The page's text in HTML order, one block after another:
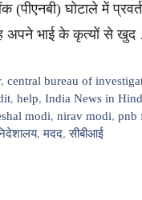
(पीएनबी) घोटाले में
अपने भाई के कृत्यों से
,central bureau of
, help, India News in
modi, nirav modi, pnb
,मदद,सीबीआई